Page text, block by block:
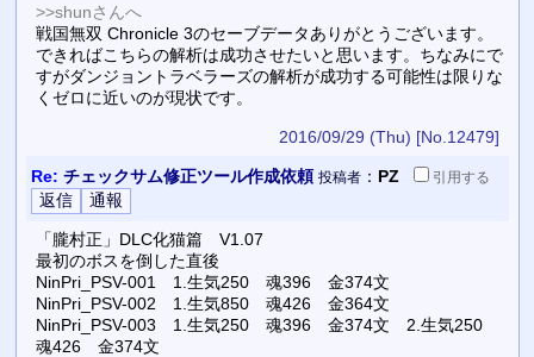
>>shunさんへ
戦国無双 Chronicle 3のセーブデータありがとうございます。
できればこちらの解析は成功させたいと思います。ちなみにで
すがダンジョントラベラーズの解析が成功する可能性は限りな
くゼロに近いのが現状です。
2016/09/29 (Thu) [No.12479]
Re: チェックサム修正ツール作成依頼 投稿者： PZ 引用する
「朧村正」DLC化猫篇 V1.07
最初のボスを倒した直後
NinPri_PSV-001 1.生気250 魂396 金374文
NinPri_PSV-002 1.生気850 魂426 金364文
NinPri_PSV-003 1.生気250 魂396 金374文 2.生気250
魂426 金374文